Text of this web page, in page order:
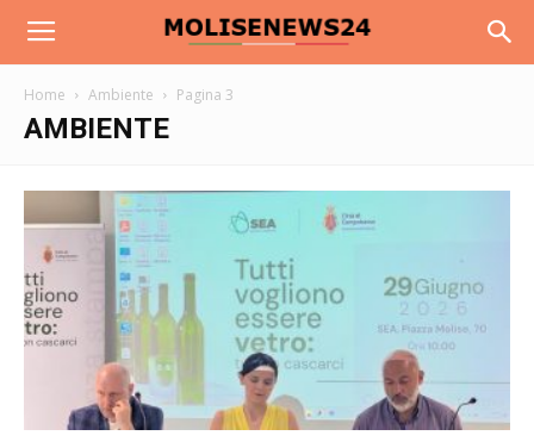
Home Ambiente Pagina 3
AMBIENTE